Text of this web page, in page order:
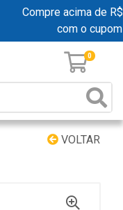
Compre acima de
com o cupom
0
VOLTAR